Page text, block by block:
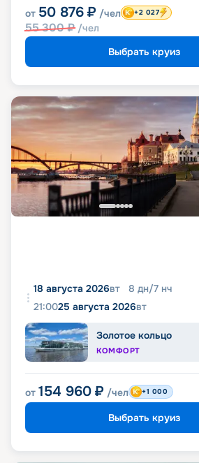
от 50 876 ₽ /чел
55 300₽ /чел
+2 027
Выбрать круиз
18 августа 2026вт 8 дн/7 нч
21:0025 августа 2026вт
Золотое кольцо
КОМФОРТ
от 154 960 ₽ /чел +1 000
Выбрать круиз